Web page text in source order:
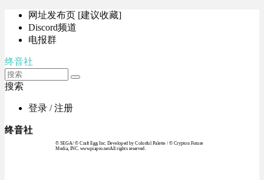
网址发布页 [建议收藏]
Discord频道
电报群
终音社
搜索
登录 / 注册
终音社
© SEGA / © Craft Egg Inc. Developed by Colorful Palette / © Crypton Future
Media, INC. www.piapro.netAll rights reserved.